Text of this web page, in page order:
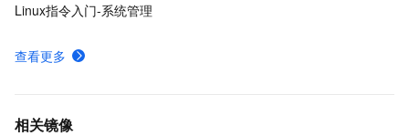
Linux指令入门-系统管理
查看更多
相关镜像